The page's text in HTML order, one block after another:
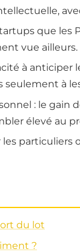
que les
vue ailleurs.
à anticiper
seulement à
: le gain
élevé au
particuliers
du lot
?